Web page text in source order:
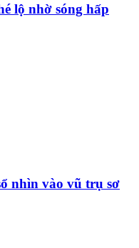
lộ nhờ sóng hấp
nhìn vào vũ trụ sơ